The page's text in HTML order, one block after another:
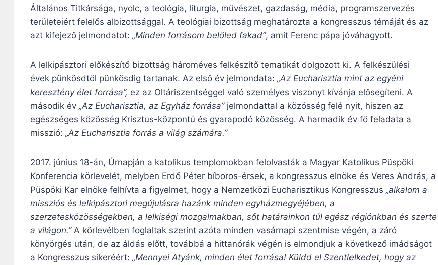
Általános Titkársága, nyolc, a teológia, liturgia, művészet, gazdaság, média, programszervezés
területeiért felelős albizottsággal. A teológiai bizottság meghatározta a kongresszus témáját és az
azt kifejező jelmondatot: „Minden forrásom belőled fakad”, amit Ferenc pápa jóváhagyott.
A lelkipásztori előkészítő bizottság hároméves felkészítő tematikát dolgozott ki. A felkészülési
évek pünkösdtől pünkösdig tartanak. Az első év jelmondata: „Az Eucharisztia mint az egyéni
keresztény élet forrása”, ez az Oltáriszentséggel való személyes viszonyt kívánja elősegíteni. A
második év „Az Eucharisztia, az Egyház forrása”jelmondattal a közösség felé nyit, hiszen az
egészséges közösség Krisztus-központú és gyarapodó közösség. A harmadik év fő feladata a
misszió: „Az Eucharisztia forrás a világ számára.”
2017. június 18-án, Úrnapján a katolikus templomokban felolvasták a Magyar Katolikus Püspöki
Konferencia körlevelét, melyben Erdő Péter bíboros-érsek, a kongresszus elnöke és Veres András, a
Püspöki Kar elnöke felhívta a figyelmet, hogy a Nemzetközi Eucharisztikus Kongresszus „alkalom a
missziós és lelkipásztori megújulásra hazánk minden egyházmegyéjében, a
szerzetesközösségekben, a lelkiségi mozgalmakban, sőt határainkon túl egész régiónkban és szerte
a világon.”A körlevélben foglaltak szerint azóta minden vasárnapi szentmise végén, a záró
könyörgés után, de az áldás előtt, továbbá a hittanórák végén is elmondjuk a következő imádságot
a Kongresszus sikeréért: „Mennyei Atyánk, minden élet forrása! Küldd el Szentlelkedet, hogy az